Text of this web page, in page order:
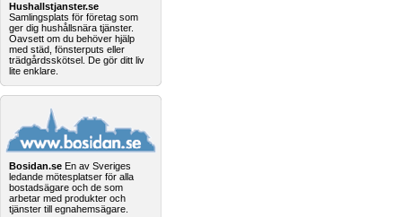
Hushallstjanster.se
Samlingsplats för företag som
ger dig hushållsnära tjänster.
Oavsett om du behöver hjälp
med städ, fönsterputs eller
trädgårdsskötsel. De gör ditt liv
lite enklare.
Bosidan.se En av Sveriges
ledande mötesplatser för alla
bostadsägare och de som
arbetar med produkter och
tjänster till egnahemsägare.